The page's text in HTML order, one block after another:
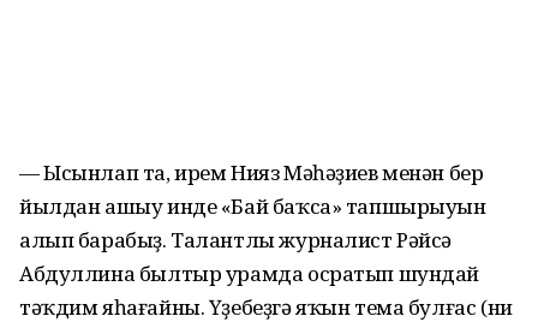
— Ысынлап та, ирем Нияз Мәһәҙиев менән бер
йылдан ашыу инде «Бай баҡса» тапшырыуын
алып барабыҙ. Талантлы журналист Рәйсә
Абдуллина былтыр урамда осратып шундай
тәҡдим яһағайны. Үҙебеҙгә яҡын тема булғас (ни